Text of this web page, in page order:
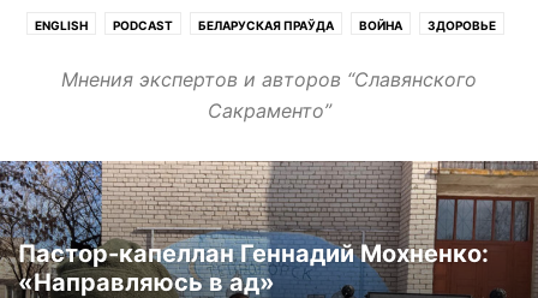
ENGLISH PODCAST БЕЛАРУСКАЯ ПРАЎДА ВОЙНА ЗДОРОВЬЕ
НЕДВИЖИМОСТЬ НОВИНИ НОВОСТИ ПОГОДА РАБОТА
РЕКЛАМА СТАРТАПЫ
Мнения экспертов и авторов “Славянского
Сакраменто”
Пастор-капеллан Геннадий Мохненко:
«Направляюсь в ад»